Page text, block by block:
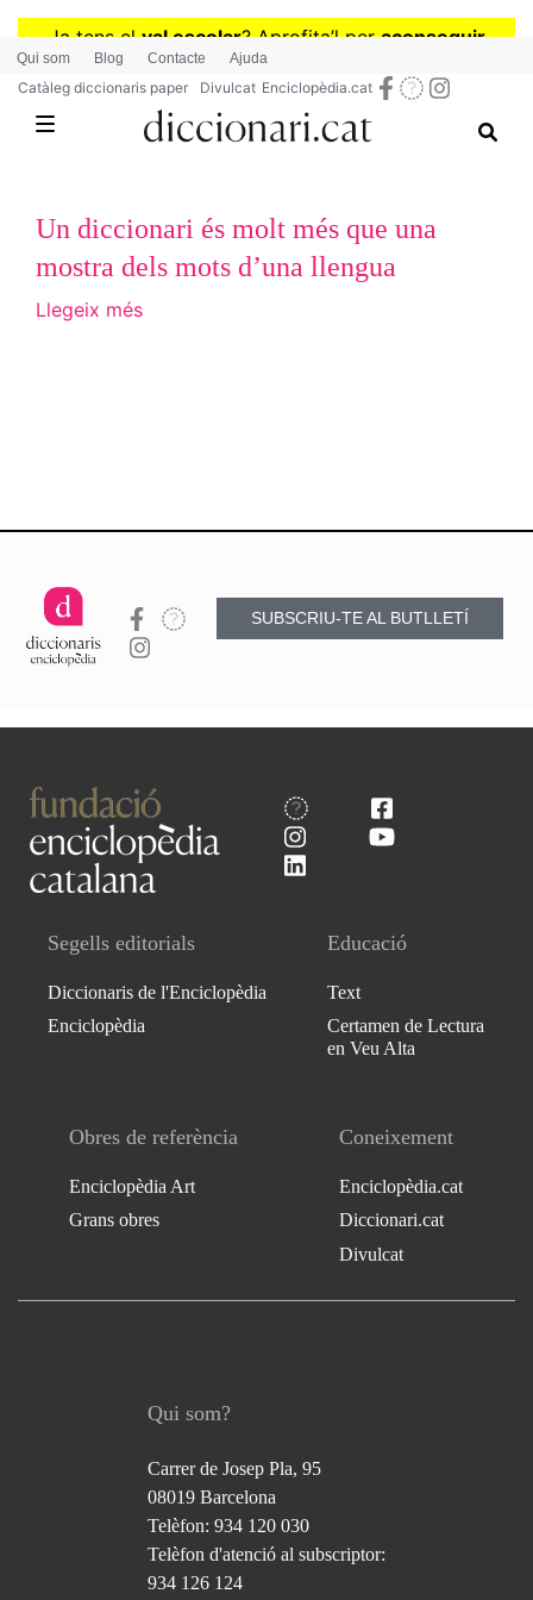
Vés
contingut
Ja tens elval escolar? Aprofita’l peraconseguir
diccionaris per a Primària o Secundària
Qui som Blog Contacte Ajuda
Catàleg diccionaris paper Divulcat Enciclopèdia.cat
Un diccionari és molt més que una
mostra dels mots d’una llengua
Llegeix més
SUBSCRIU-TE AL BUTLLETÍ
Segells editorials
Diccionaris de l'Enciclopèdia
Enciclopèdia
Educació
Text
Certamen de Lectura
en Veu Alta
Obres de referència
Enciclopèdia Art
Grans obres
Coneixement
Enciclopèdia.cat
Diccionari.cat
Divulcat
Qui som?
Carrer de Josep Pla, 95
08019 Barcelona
Telèfon: 934 120 030
Telèfon d'atenció al subscriptor:
934 126 124